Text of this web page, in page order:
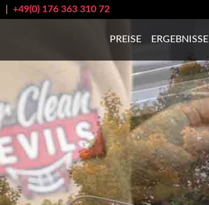
+49(0) 176 363 310 72
PREISE ERGEBNISSE